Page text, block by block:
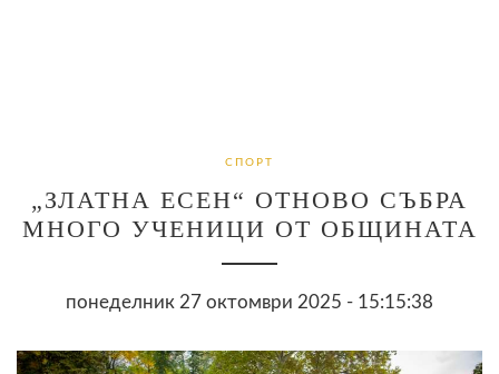
СПОРТ
„ЗЛАТНА ЕСЕН“ ОТНОВО СЪБРА
МНОГО УЧЕНИЦИ ОТ ОБЩИНАТА
понеделник 27 октомври 2025 - 15:15:38